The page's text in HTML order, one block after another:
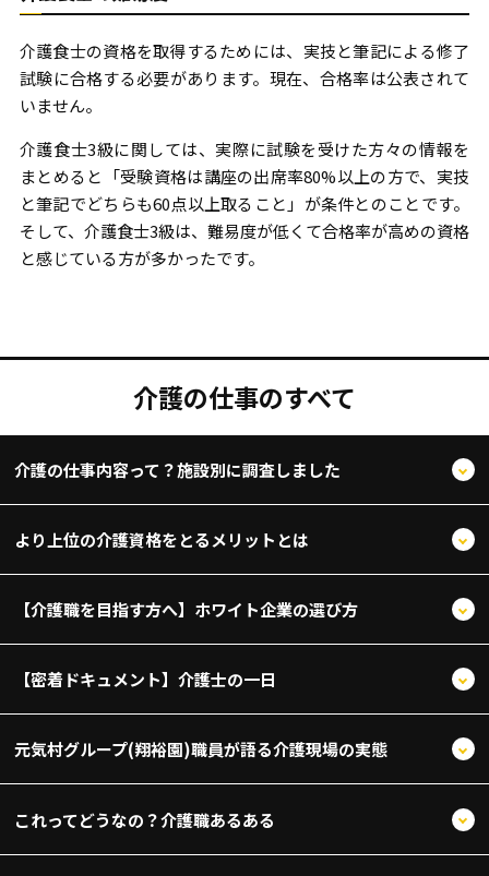
介護食士の資格を取得するためには、実技と筆記による修了
試験に合格する必要があります。現在、合格率は公表されて
いません。
介護食士3級に関しては、実際に試験を受けた方々の情報を
まとめると「受験資格は講座の出席率80%以上の方で、実技
と筆記でどちらも60点以上取ること」が条件とのことです。
そして、介護食士3級は、難易度が低くて合格率が高めの資格
と感じている方が多かったです。
介護の仕事のすべて
介護の仕事内容って？施設別に調査しました
より上位の介護資格をとるメリットとは
【介護職を目指す方へ】ホワイト企業の選び方
【密着ドキュメント】介護士の一日
元気村グループ(翔裕園)職員が語る介護現場の実態
これってどうなの？介護職あるある